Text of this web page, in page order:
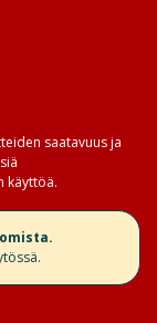
saatavuus ja
käyttöä.